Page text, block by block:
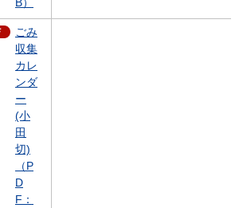
ごみ
収集
カレ
ンダ
ー
(小
田
切)
（P
D
F：